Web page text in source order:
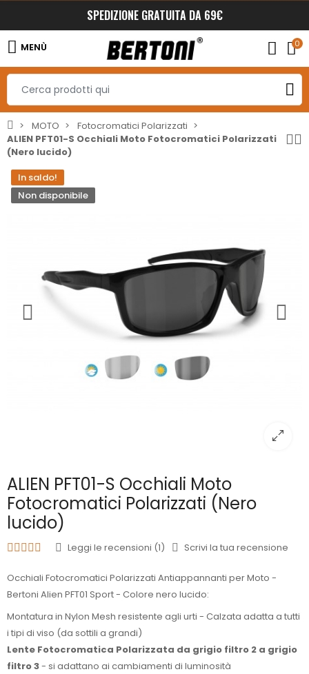
SPEDIZIONE GRATUITA DA 69€
MENÙ 0
MOTO
Fotocromatici Polarizzati
ALIEN PFT01-S Occhiali Moto Fotocromatici Polarizzati
(Nero lucido)
In saldo!
Non disponibile
ALIEN PFT01-S Occhiali Moto
Fotocromatici Polarizzati (Nero
lucido)
Leggi le recensioni (1) Scrivi la tua recensione
Occhiali Fotocromatici Polarizzati Antiappannanti per Moto -
Bertoni Alien PFT01 Sport - Colore nero lucido:
Montatura in Nylon Mesh resistente agli urti - Calzata adatta a tutti
i tipi di viso (da sottili a grandi)
Lente Fotocromatica Polarizzata da grigio filtro 2 a grigio
filtro 3- si adattano ai cambiamenti di luminosità